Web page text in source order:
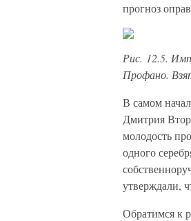
прогноз
Рис. 12.5.
Профано.
В самом
Дмитрия
молодость
одного
утверждали,
Обратимся к